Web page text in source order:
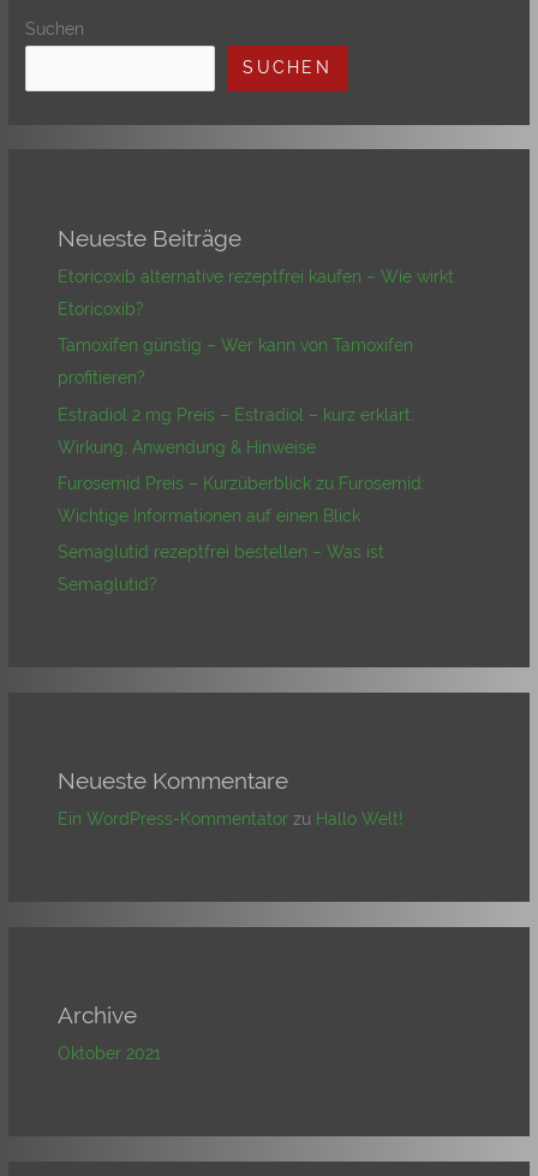
Suchen
SUCHEN
Neueste Beiträge
Etoricoxib alternative rezeptfrei kaufen – Wie wirkt
Etoricoxib?
Tamoxifen günstig – Wer kann von Tamoxifen
profitieren?
Estradiol 2 mg Preis – Estradiol – kurz erklärt:
Wirkung, Anwendung & Hinweise
Furosemid Preis – Kurzüberblick zu Furosemid:
Wichtige Informationen auf einen Blick
Semaglutid rezeptfrei bestellen – Was ist
Semaglutid?
Neueste Kommentare
Ein WordPress-Kommentator zu Hallo Welt!
Archive
Oktober 2021